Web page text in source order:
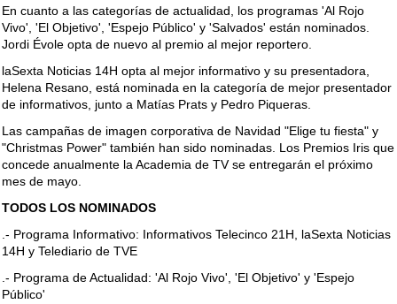
En cuanto a las categorías de actualidad, los programas 'Al Rojo
Vivo', 'El Objetivo', 'Espejo Público' y 'Salvados' están nominados.
Jordi Évole opta de nuevo al premio al mejor reportero.
laSexta Noticias 14H opta al mejor informativo y su presentadora,
Helena Resano, está nominada en la categoría de mejor presentador
de informativos, junto a Matías Prats y Pedro Piqueras.
Las campañas de imagen corporativa de Navidad "Elige tu fiesta" y
"Christmas Power" también han sido nominadas. Los Premios Iris que
concede anualmente la Academia de TV se entregarán el próximo
mes de mayo.
TODOS LOS NOMINADOS
.- Programa Informativo: Informativos Telecinco 21H, laSexta Noticias
14H y Telediario de TVE
.- Programa de Actualidad: 'Al Rojo Vivo', 'El Objetivo' y 'Espejo
Público'